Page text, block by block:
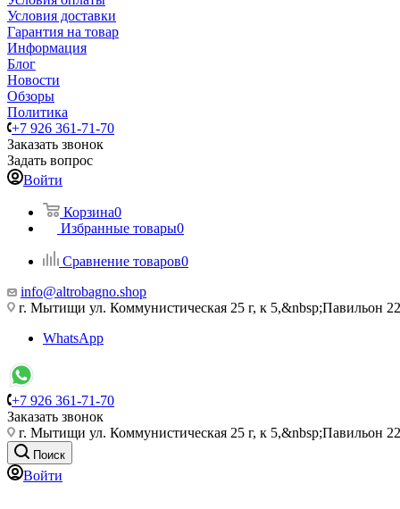
Условия доставки
Гарантия на товар
Информация
Блог
Новости
Обзоры
Политика
+7 926 361-71-70
Заказать звонок
Задать вопрос
Войти
Корзина0
Избранные товары0
Сравнение товаров0
info@altrobagno.shop
г. Мытищи ул. Коммунистическая 25 г, к 5,&nbsp;Павильон
WhatsApp
+7 926 361-71-70
Заказать звонок
г. Мытищи ул. Коммунистическая 25 г, к 5,&nbsp;Павильон
Поиск
Войти